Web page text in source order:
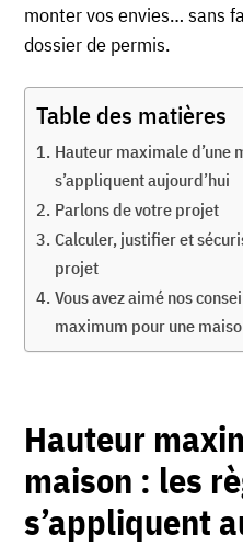
monter vos envies… sans
dossier de permis.
Table des matières
Hauteur maximale d’une
s’appliquent aujourd’hui
Parlons de votre projet
Calculer, justifier et
projet
Vous avez aimé nos
maximum pour une
Hauteur
maison : les
s’appliquent